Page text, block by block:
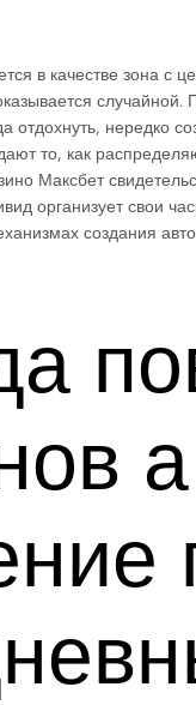
в качестве зона
отдохнуть, нередко
то, как
Максбет
организует свои
создания